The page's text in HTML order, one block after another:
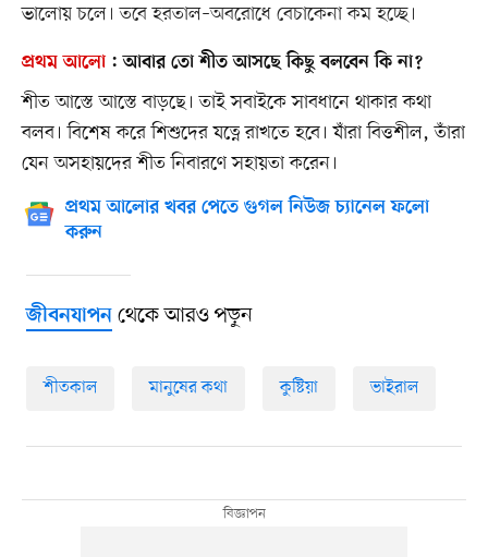
ভালোয় চলে। তবে হরতাল–অবরোধে বেচাকেনা কম হচ্ছে।
প্রথম আলো:আবার তো শীত আসছে কিছু বলবেন কি না?
শীত আস্তে আস্তে বাড়ছে। তাই সবাইকে সাবধানে থাকার কথা
বলব। বিশেষ করে শিশুদের যত্নে রাখতে হবে। যাঁরা বিত্তশীল, তাঁরা
যেন অসহায়দের শীত নিবারণে সহায়তা করেন।
প্রথম আলোর খবর পেতে গুগল নিউজ চ্যানেল ফলো
করুন
জীবনযাপনথেকে আরও পড়ুন
শীতকাল মানুষের কথা কুষ্টিয়া ভাইরাল